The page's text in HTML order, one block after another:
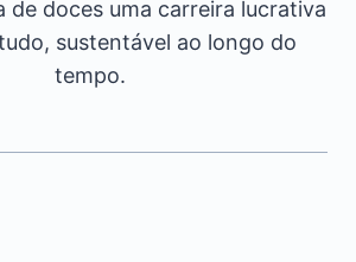
de doces uma carreira lucrativa
sustentável ao longo do
tempo.